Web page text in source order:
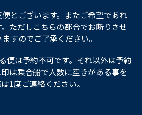
とございます。またご希望であれ
ただしこちらの都合でお断りさせ
すのでご了承ください。
便は予約不可です。それ以外は予約
は乗合船で人数に空きがある事を
1度ご連絡ください。